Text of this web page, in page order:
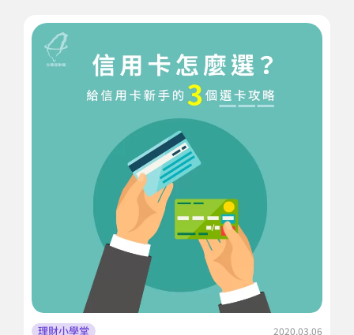
理財小學堂 2020.03.06